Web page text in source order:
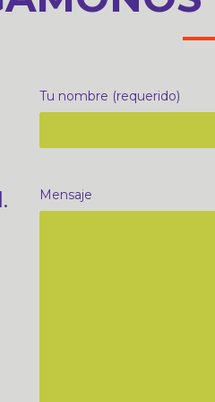
Tu nombre (requerido)
Mensaje